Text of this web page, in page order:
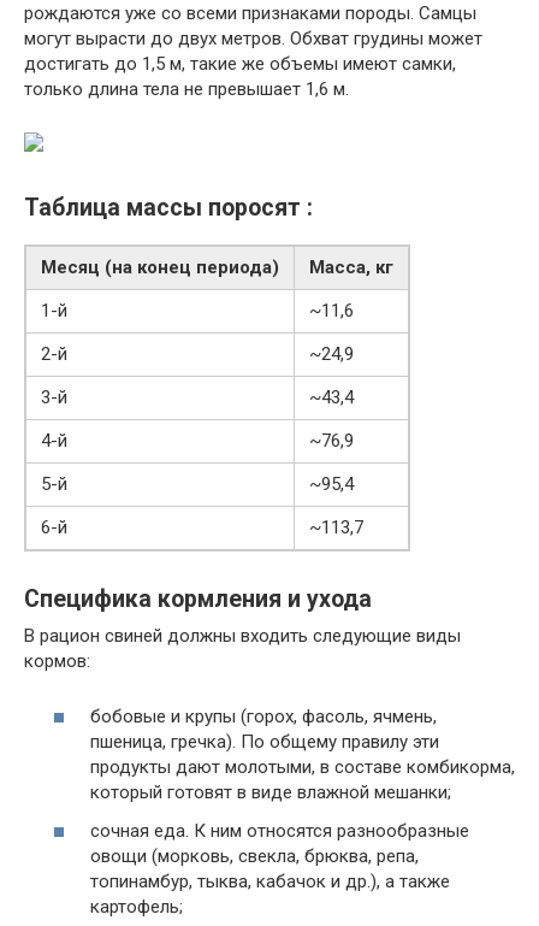
рождаются уже со всеми признаками породы. Самцы
могут вырасти до двух метров. Обхват грудины может
достигать до 1,5 м, такие же объемы имеют самки,
только длина тела не превышает 1,6 м.
Таблица массы поросят :
Месяц (на конец периода)
Масса, кг
1-й
~11,6
2-й
~24,9
3-й
~43,4
4-й
~76,9
5-й
~95,4
6-й
~113,7
Специфика кормления и ухода
В рацион свиней должны входить следующие виды
кормов:
бобовые и крупы (горох, фасоль, ячмень,
пшеница, гречка). По общему правилу эти
продукты дают молотыми, в составе комбикорма,
который готовят в виде влажной мешанки;
сочная еда. К ним относятся разнообразные
овощи (морковь, свекла, брюква, репа,
топинамбур, тыква, кабачок и др.), а также
картофель;